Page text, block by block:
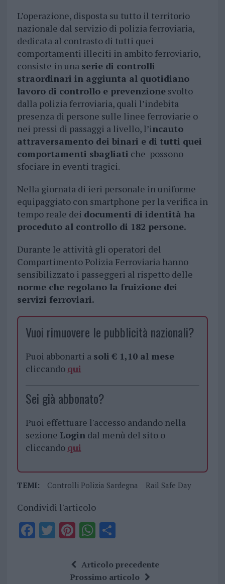
L’operazione, disposta su tutto il territorio
nazionale dal servizio di polizia ferroviaria,
dedicata al contrasto di tutti quei
comportamenti illeciti in ambito ferroviario,
consiste in una serie di controlli
straordinari in aggiunta al quotidiano
lavoro di controllo e prevenzionesvolto
dalla polizia ferroviaria, quali l’indebita
presenza di persone sulle linee ferroviarie o
nei pressi di passaggi a livello, l’incauto
attraversamento dei binari e di tutti quei
comportamenti sbagliati che possono
sfociare in eventi tragici.
Nella giornata di ieri personale in uniforme
equipaggiato con smartphone per la verifica in
tempo reale dei documenti di identità ha
proceduto al controllo di 182 persone.
Durante le attività gli operatori del
Compartimento Polizia Ferroviaria hanno
sensibilizzato i passeggeri al rispetto delle
norme che regolano la fruizione dei
servizi ferroviari.
Vuoi rimuovere le pubblicità nazionali?
Puoi abbonarti a soli € 1,10 al mese
cliccando qui
Sei già abbonato?
Puoi effettuare l'accesso andando nella
sezione Logindal menù del sito o
cliccando qui
TEMI: Controlli Polizia Sardegna Rail Safe Day
Condividi l'articolo
F T Pi
te
re
W
at
s
S
a
re
Articolo precedente
Prossimo articolo